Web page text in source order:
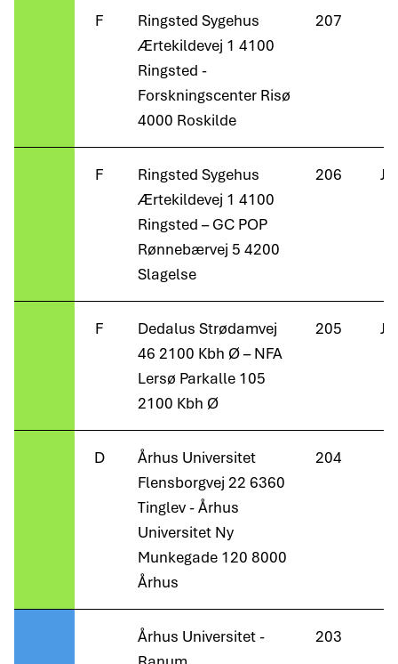
F
Ringsted Sygehus
Ærtekildevej 1 4100
Ringsted -
Forskningscenter Risø
4000 Roskilde
207
F
Ringsted Sygehus
Ærtekildevej 1 4100
Ringsted – GC POP
Rønnebærvej 5 4200
Slagelse
206
F
Dedalus Strødamvej
46 2100 Kbh Ø – NFA
Lersø Parkalle 105
2100 Kbh Ø
205
D
Århus Universitet
Flensborgvej 22 6360
Tinglev - Århus
Universitet Ny
Munkegade 120 8000
Århus
204
Århus Universitet -
203